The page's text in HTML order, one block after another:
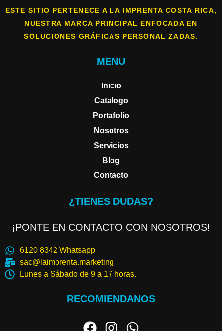
ESTE SITIO PERTENECE A LA IMPRENTA COSTA RICA,
NUESTRA MARCA PRINCIPAL ENFOCADA EN
SOLUCIONES GRÁFICAS PERSONALIZADAS.
MENU
Inicio
Catalogo
Portafolio
Nosotros
Servicios
Blog
Contacto
¿TIENES DUDAS?
¡PONTE EN CONTACTO CON NOSOTROS!
6120 8342 Whatsapp
sac@laimprenta.marketing
Lunes a Sábado de 9 a 17 horas.
RECOMIENDANOS